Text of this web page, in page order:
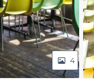
4